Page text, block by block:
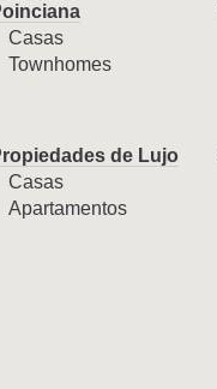
Casas
Townhomes
de Lujo
Casas
Apartamentos